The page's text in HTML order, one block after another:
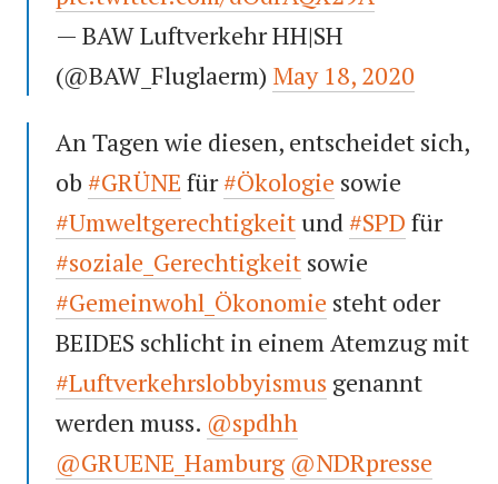
— BAW Luftverkehr HH|SH
(@BAW_Fluglaerm) May 18, 2020
An Tagen wie diesen, entscheidet sich,
ob #GRÜNE für#Ökologie sowie
#Umweltgerechtigkeitund #SPD für
#soziale_Gerechtigkeit sowie
#Gemeinwohl_Ökonomie steht oder
BEIDES schlicht in einem Atemzug mit
#Luftverkehrslobbyismus genannt
werden muss. @spdhh
@GRUENE_Hamburg @NDRpresse